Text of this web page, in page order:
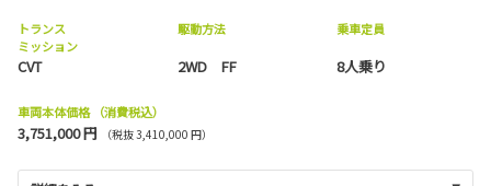
トランス
ミッション
CVT
駆動方法
2WD FF
乗車定員
8人乗り
車両本体価格 （消費税込）
3,751,000 円 （税抜 3,410,000 円）